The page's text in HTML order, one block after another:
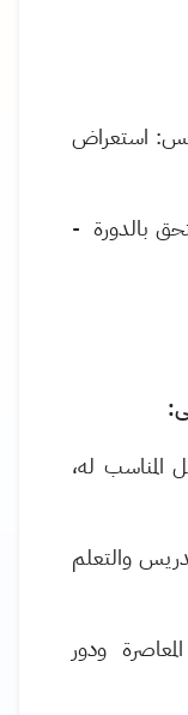
استعراض
بالدورة -
المناسب له،
والتعلم
ودور